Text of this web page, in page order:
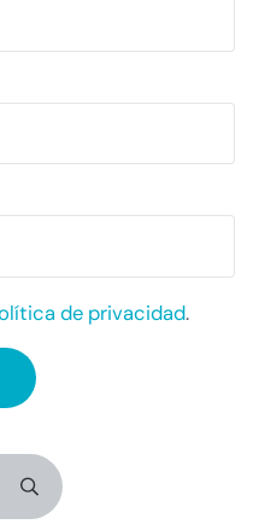
de privacidad.
Submit search